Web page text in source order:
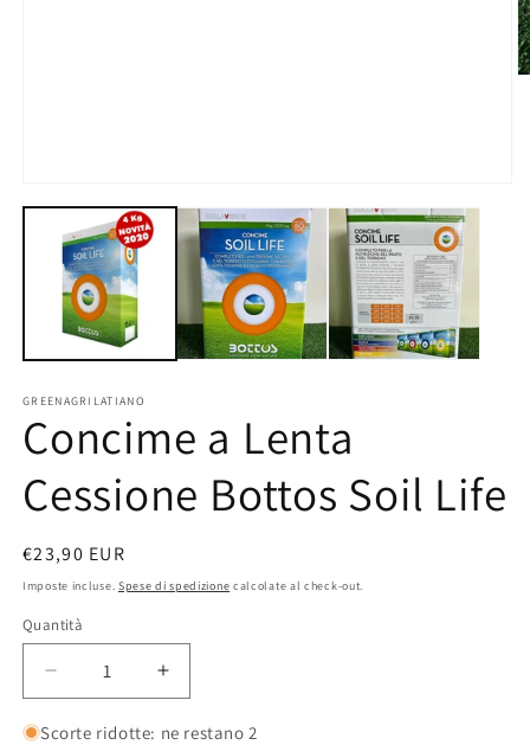
contenuti
multimediali
finestra
modale
GREENAGRILATIANO
Concime a Lenta
Cessione Bottos Soil Life
Prezzo
di
€23,90 EUR
Imposte incluse. Spese di spedizione calcolate al check-out.
Quantità
Quantità
Diminuisci
quantità
per
Aumenta
quantità
per
Scorte ridotte: ne restano 2